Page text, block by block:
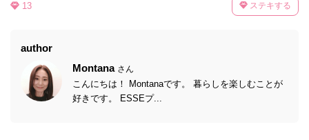
13 ステキする
author
Montana さん
こんにちは！ Montanaです。 暮らしを楽しむことが
好きです。 ESSEプ...